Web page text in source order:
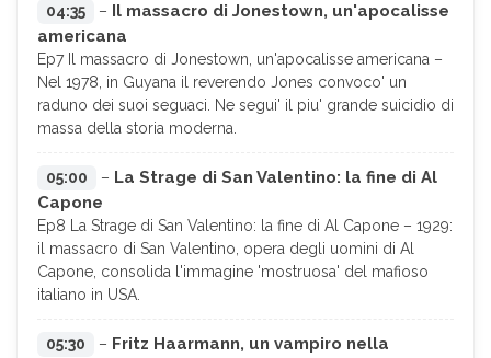
04:35 – Il massacro di Jonestown, un'apocalisse
americana
Ep7 Il massacro di Jonestown, un'apocalisse americana –
Nel 1978, in Guyana il reverendo Jones convoco' un
raduno dei suoi seguaci. Ne segui' il piu' grande suicidio di
massa della storia moderna.
05:00 – La Strage di San Valentino: la fine di Al
Capone
Ep8 La Strage di San Valentino: la fine di Al Capone – 1929:
il massacro di San Valentino, opera degli uomini di Al
Capone, consolida l'immagine 'mostruosa' del mafioso
italiano in USA.
05:30 – Fritz Haarmann, un vampiro nella